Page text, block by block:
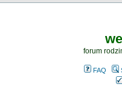
forum
FAQ